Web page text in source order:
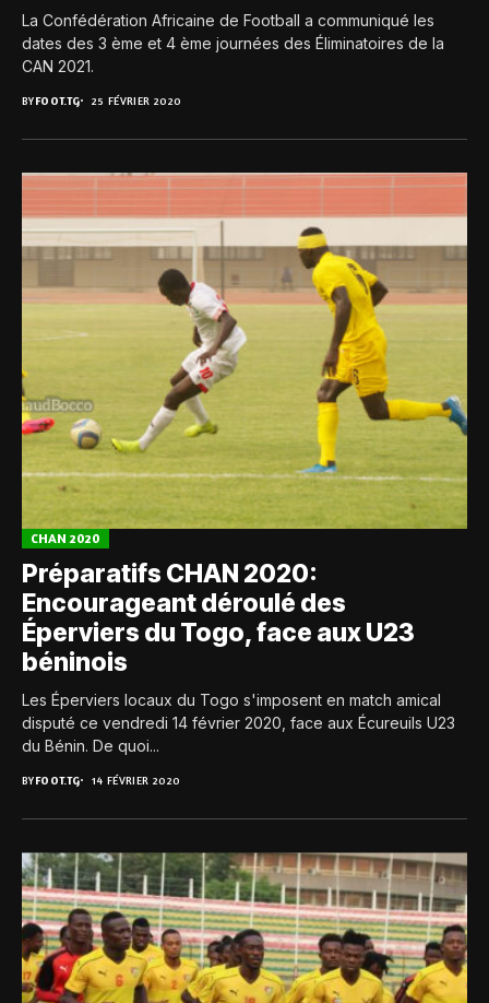
La Confédération Africaine de Football a communiqué les
dates des 3 ème et 4 ème journées des Éliminatoires de la
CAN 2021.
BYFOOT.TG 25 FÉVRIER 2020
CHAN 2020
Préparatifs CHAN 2020:
Encourageant déroulé des
Éperviers du Togo, face aux U23
béninois
Les Éperviers locaux du Togo s'imposent en match amical
disputé ce vendredi 14 février 2020, face aux Écureuils U23
du Bénin. De quoi...
BYFOOT.TG 14 FÉVRIER 2020